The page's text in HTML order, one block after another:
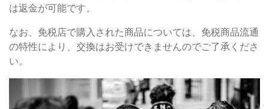
は返金が可能です。
なお、免税店で購入された商品については、免税商品流通
の特性により、交換はお受けできませんのでご了承くださ
い。